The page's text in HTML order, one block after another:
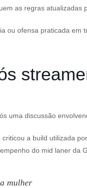
as regras atualizadas
ou ofensa praticada
uma discussão
a build utilizada
do mid laner da
mulher